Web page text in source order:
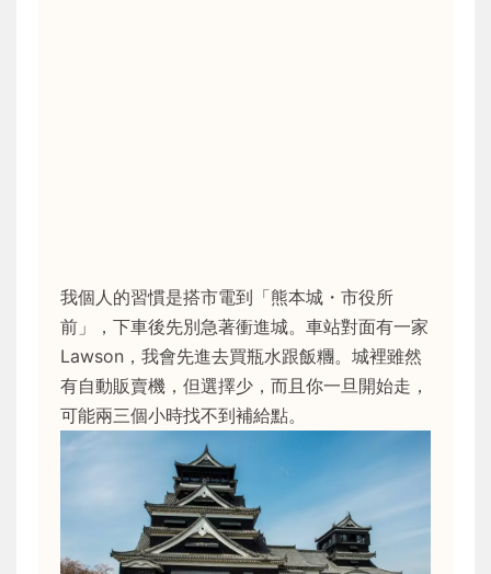
我個人的習慣是搭市電到「熊本城・市役所
前」，下車後先別急著衝進城。車站對面有一家
Lawson，我會先進去買瓶水跟飯糰。城裡雖然
有自動販賣機，但選擇少，而且你一旦開始走，
可能兩三個小時找不到補給點。